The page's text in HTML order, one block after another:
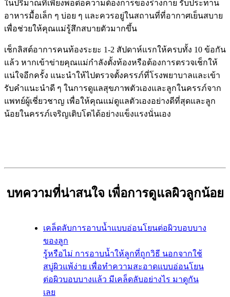
ในปริมาณที่เพียงพอต่อความต้องการของร่างกาย รับประทาน
อาหารมื้อเล็ก ๆ บ่อย ๆ และควรอยู่ในสถานที่ที่อากาศเย็นสบาย
เพื่อช่วยให้คุณแม่รู้สึกสบายตัวมากขึ้น
เช็กลิสต์อาการคนท้องระยะ 1-2 สัปดาห์แรกให้ครบทั้ง 10 ข้อกัน
แล้ว หากเข้าข่ายคุณแม่กำลังตั้งท้องหรือต้องการตรวจเช็กให้
แน่ใจอีกครั้ง แนะนำให้ไปตรวจตั้งครรภ์ที่โรงพยาบาลและเข้า
รับคำแนะนำดี ๆ ในการดูแลสุขภาพตัวเองและลูกในครรภ์จาก
แพทย์ผู้เชี่ยวชาญ เพื่อให้คุณแม่ดูแลตัวเองอย่างดีที่สุดและลูก
น้อยในครรภ์เจริญเติบโตได้อย่างแข็งแรงนั่นเอง
บทความที่น่าสนใจ เพื่อการดูแลผิวลูกน้อย
เคล็ดลับการอาบน้ำแบบอ่อนโยนต่อผิวบอบบาง
ของลูก
รู้หรือไม่ การอาบน้ำให้ลูกที่ถูกวิธี นอกจากใช้
สบู่ผิวแพ้ง่าย เพื่อทำความสะอาดแบบอ่อนโยน
ต่อผิวบอบบางแล้ว มีเคล็ดลับอย่างไร มาดูกัน
เลย